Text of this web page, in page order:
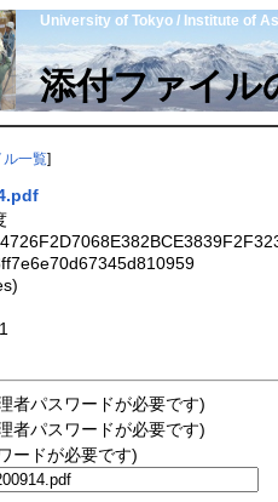
University of Tokyo / Institute of
添付ファイル
ル一覧]
者パスワードが必要です)
者パスワードが必要です)
ードが必要です)